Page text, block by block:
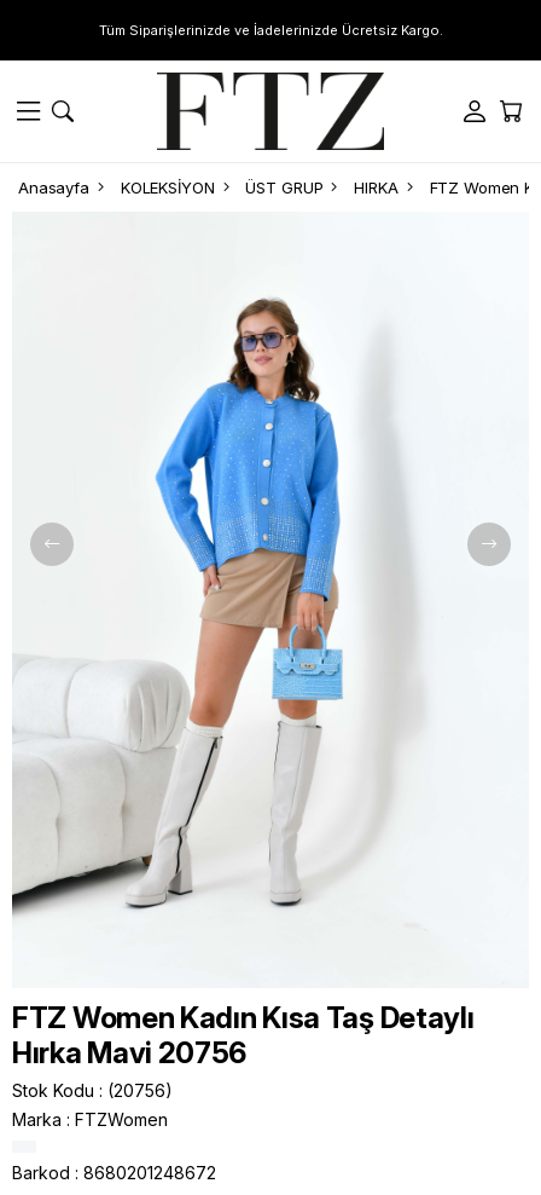
Tüm Siparişlerinizde ve İadelerinizde Ücretsiz Kargo.
Anasayfa KOLEKSİYON ÜST GRUP HIRKA FTZ Women
FTZ Women Kadın Kısa Taş Detaylı
Hırka Mavi 20756
Stok Kodu
(20756)
Marka : FTZWomen
Barkod : 8680201248672